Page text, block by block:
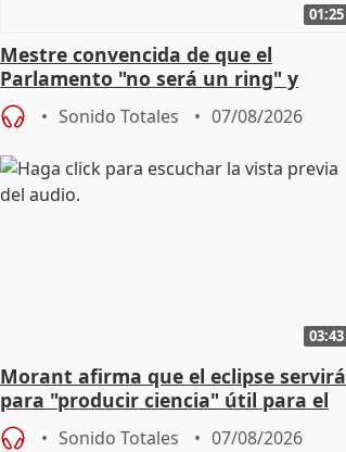
01:25
Mestre convencida de que el
Parlamento "no será un ring" y
defiende "estabilidad" del pacto con
Vox
Sonido Totales 07/08/2026
03:43
Morant afirma que el eclipse servirá
para "producir ciencia" útil para el
resto del mundo
Sonido Totales 07/08/2026